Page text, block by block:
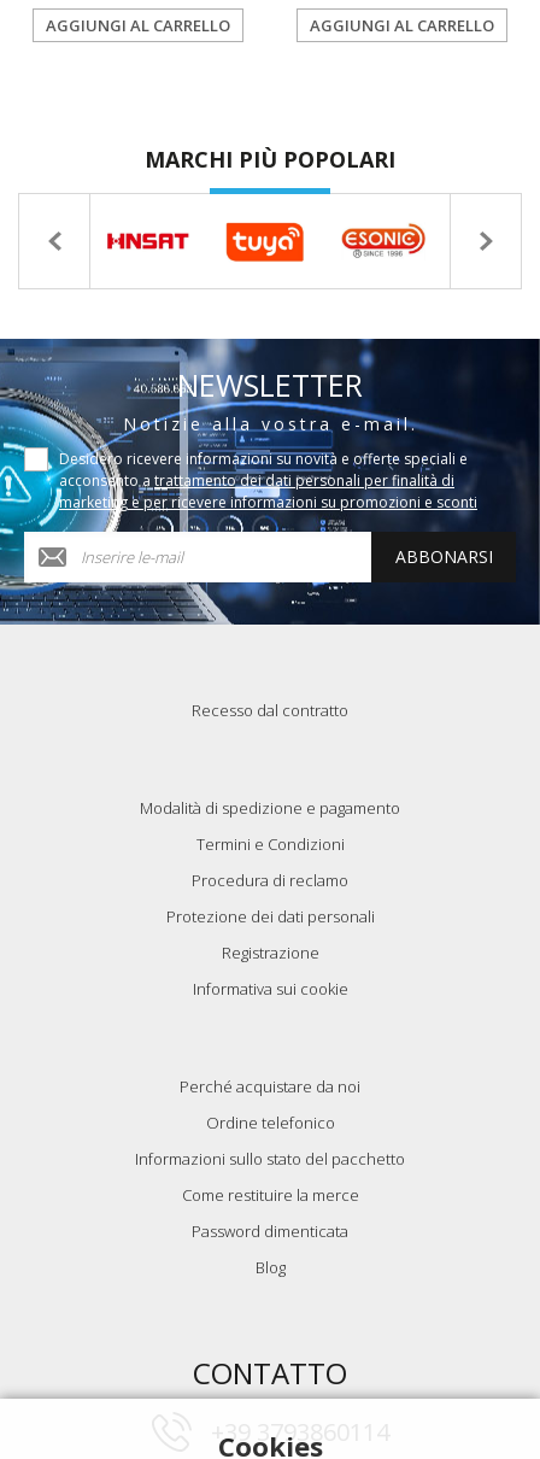
AGGIUNGI AL CARRELLO AGGIUNGI AL CARRELLO
MARCHI PIÙ POPOLARI
NEWSLETTER
Notizie alla vostra e-mail.
Desidero ricevere informazioni su novità e offerte speciali e
acconsento a trattamento dei dati personali per finalità di
marketing e per ricevere informazioni su promozioni e sconti
ABBONARSI
Recesso dal contratto
Modalità di spedizione e pagamento
Termini e Condizioni
Procedura di reclamo
Protezione dei dati personali
Registrazione
Informativa sui cookie
Perché acquistare da noi
Ordine telefonico
Informazioni sullo stato del pacchetto
Come restituire la merce
Password dimenticata
Blog
CONTATTO
+39 3793860114
Cookies